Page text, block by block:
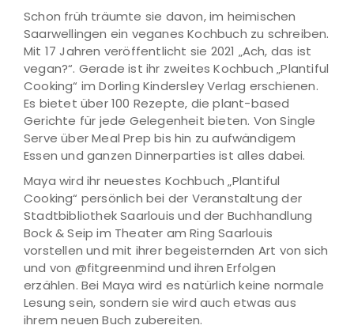
Schon früh träumte sie davon, im heimischen
Saarwellingen ein veganes Kochbuch zu schreiben.
Mit 17 Jahren veröffentlicht sie 2021 „Ach, das ist
vegan?“. Gerade ist ihr zweites Kochbuch „Plantiful
Cooking“ im Dorling Kindersley Verlag erschienen.
Es bietet über 100 Rezepte, die plant-based
Gerichte für jede Gelegenheit bieten. Von Single
Serve über Meal Prep bis hin zu aufwändigem
Essen und ganzen Dinnerparties ist alles dabei.
Maya wird ihr neuestes Kochbuch „Plantiful
Cooking“ persönlich bei der Veranstaltung der
Stadtbibliothek Saarlouis und der Buchhandlung
Bock & Seip im Theater am Ring Saarlouis
vorstellen und mit ihrer begeisternden Art von sich
und von @fitgreenmind und ihren Erfolgen
erzählen. Bei Maya wird es natürlich keine normale
Lesung sein, sondern sie wird auch etwas aus
ihrem neuen Buch zubereiten.